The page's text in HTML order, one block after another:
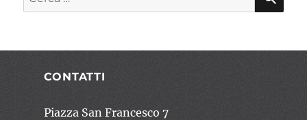
CONTATTI
Piazza San Francesco 7